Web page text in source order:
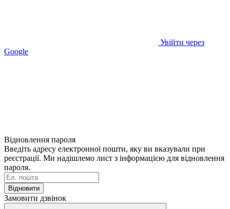
Увійти через
Google
Відновлення пароля
Введіть адресу електронної пошти, яку ви вказували при
реєстрації. Ми надішлемо лист з інформацією для відновлення
пароля.
Відновити
Замовити дзвінок